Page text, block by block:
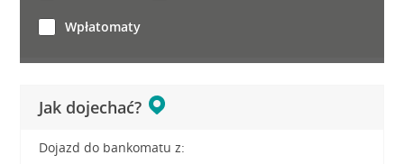
Jak dojechać?
Dojazd do bankomatu z:
Wpłatomaty